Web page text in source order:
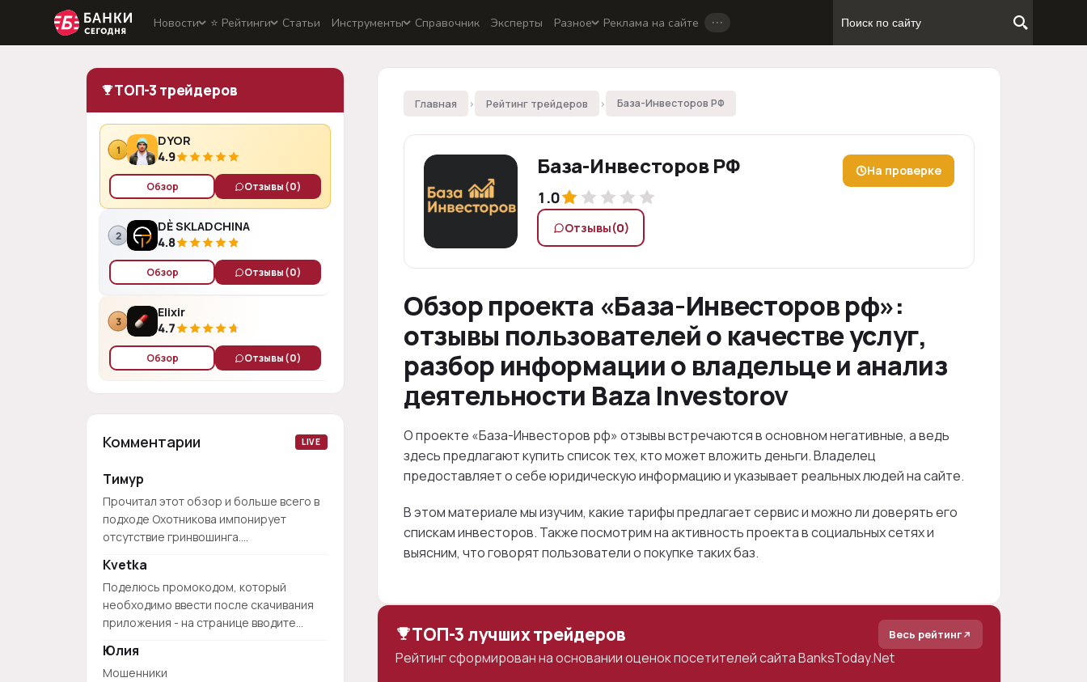
Новости ⭐️ Рейтинги Статьи Инструменты Справочник Эксперты Разное Реклама на сайте …
ТОП-3 трейдеров
1
DYOR
4.9
Обзор Отзывы(0)
2
DÈ SKLADCHINA
4.8
Обзор Отзывы(0)
3
Elixir
4.7
Обзор Отзывы(0)
Комментарии LIVE
Тимур
Прочитал этот обзор и больше всего в
подходе Охотникова импонирует
отсутствие гринвошинга....
Kvetka
Поделюсь промокодом, который
необходимо ввести после скачивания
приложения - на странице вводите...
Юлия
Мошенники
Главная › Рейтинг трейдеров › База-Инвесторов РФ
База-Инвесторов РФ
1.0
На проверке
Отзывы(0)
Обзор проекта «База-Инвесторов рф»:
отзывы пользователей о качестве услуг,
разбор информации о владельце и анализ
деятельности Baza Investorov
О проекте «База-Инвесторов рф» отзывы встречаются в основном негативные, а ведь
здесь предлагают купить список тех, кто может вложить деньги. Владелец
предоставляет о себе юридическую информацию и указывает реальных людей на сайте.
В этом материале мы изучим, какие тарифы предлагает сервис и можно ли доверять его
спискам инвесторов. Также посмотрим на активность проекта в социальных сетях и
выясним, что говорят пользователи о покупке таких баз.
ТОП-3 лучших трейдеров Весь рейтинг
Рейтинг сформирован на основании оценок посетителей сайта BanksToday.Net